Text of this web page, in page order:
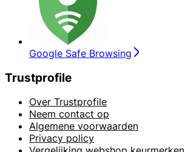
Google Safe Browsing
Trustprofile
Over Trustprofile
Neem contact op
Algemene voorwaarden
Privacy policy